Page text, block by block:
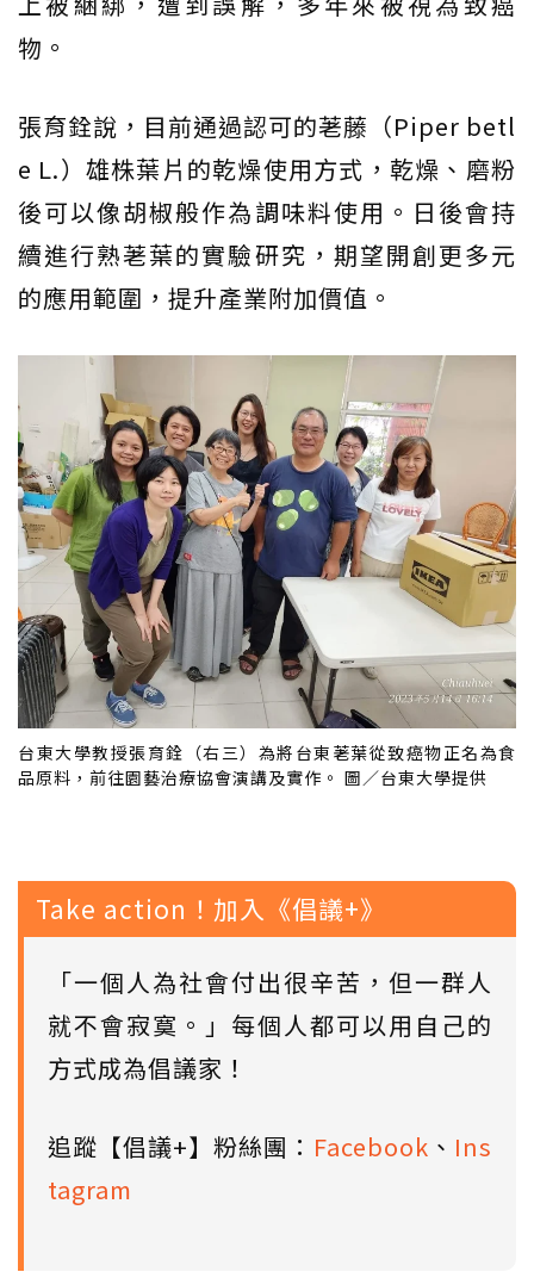
物。
張育銓說，目前通過認可的荖藤（Piper betl
e L.）雄株葉片的乾燥使用方式，乾燥、磨粉
後可以像胡椒般作為調味料使用。日後會持
續進行熟荖葉的實驗研究，期望開創更多元
的應用範圍，提升產業附加價值。
台東大學教授張育銓（右三）為將台東荖葉從致癌物正名為食
品原料，前往園藝治療協會演講及實作。 圖／台東大學提供
Take action！加入《倡議+》
「一個人為社會付出很辛苦，但一群人
就不會寂寞。」每個人都可以用自己的
方式成為倡議家！
追蹤【倡議+】粉絲團： Facebook 、 Ins
tagram